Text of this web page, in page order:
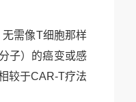
需像T细胞那样
分子）的癌变或感
较于CAR-T疗法